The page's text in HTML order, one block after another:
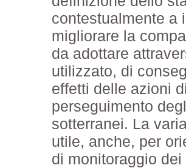
contestualmente a
migliorare la
da adottare
utilizzato, di
effetti delle azioni
perseguimento
sotterranei. La
utile, anche, per
di monitoraggio